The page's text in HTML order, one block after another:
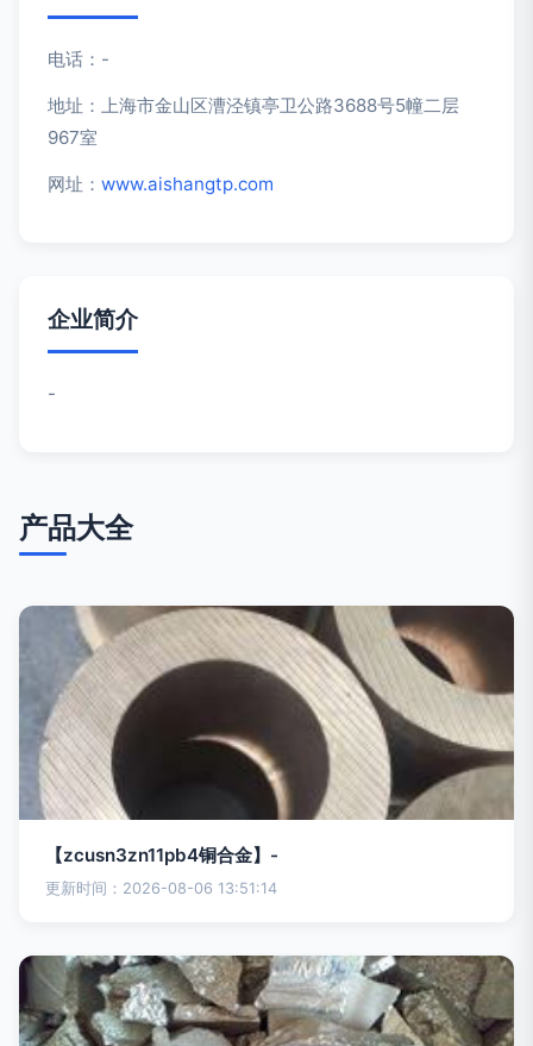
电话：-
地址：上海市金山区漕泾镇亭卫公路3688号5幢二层
967室
网址： www.aishangtp.com
企业简介
-
产品大全
【zcusn3zn11pb4铜合金】-
更新时间：2026-08-06 13:51:14